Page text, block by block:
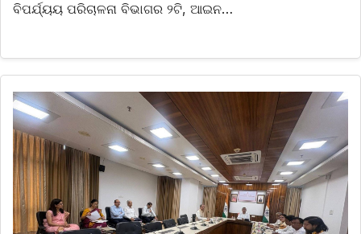
ବିପର୍ଯ୍ୟୟ ପରିଚାଳନା ବିଭାଗର ୨ଟି, ଆଇନ…